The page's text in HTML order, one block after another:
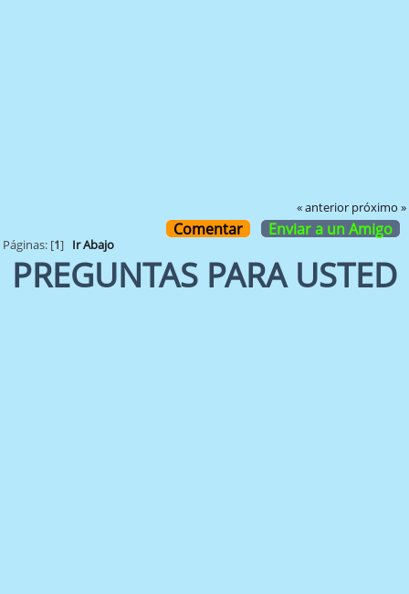
« anterior próximo »
Comentar Enviar a un Amigo
Páginas: [1] Ir Abajo
PREGUNTAS PARA USTED